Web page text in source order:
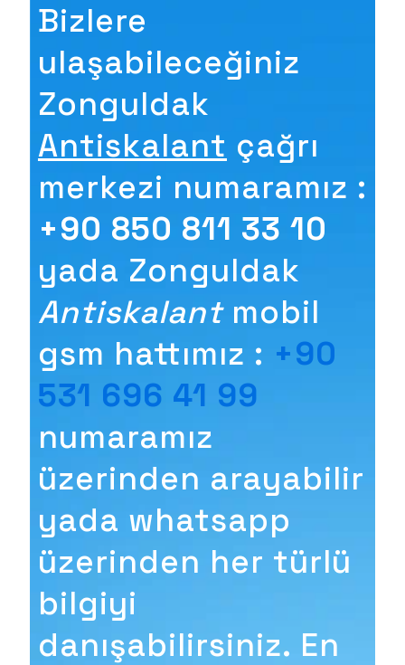
Bizlere
ulaşabileceğiniz
Zonguldak
Antiskalant çağrı
merkezi numaramız :
+90 850 811 33 10
yada Zonguldak
Antiskalantmobil
gsm hattımız : +90
531 696 41 99
numaramız
üzerinden arayabilir
yada whatsapp
üzerinden her türlü
bilgiyi
danışabilirsiniz. En